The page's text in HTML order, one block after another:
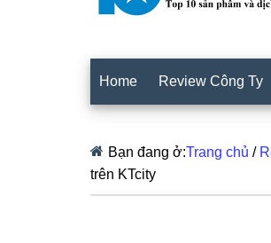
Home Review Công Ty
Bạn đang ở:Trang chủ /
trên KTcity